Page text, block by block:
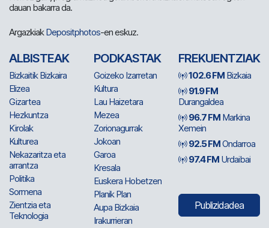
dauan bakarra da.
ArgazkiakDepositphotos-en eskuz.
ALBISTEAK
Bizkaitik Bizkaira
Elizea
Gizartea
Hezkuntza
Kirolak
Kulturea
Nekazaritza eta
arrantza
Politika
Sormena
Zientzia eta
Teknologia
PODKASTAK
Goizeko Izarretan
Kultura
Lau Haizetara
Mezea
Zorionagurrak
Jokoan
Garoa
Kresala
Euskera Hobetzen
Planik Plan
Aupa Bizkaia
Irakurrieran
FREKUENTZIAK
102.6 FM Bizkaia
91.9 FM
Durangaldea
96.7 FM Markina
Xemein
92.5 FMOndarroa
97.4 FM Urdaibai
Publizidadea